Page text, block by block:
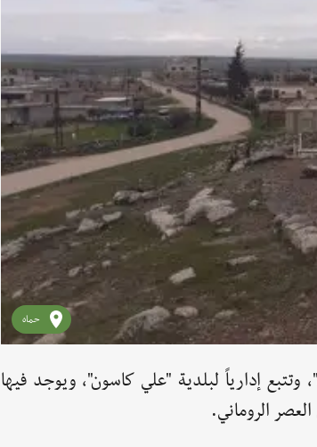
حماه
كم منها، تقع قرية "تمك"، وتتبع إدارياً لبلدية "علي كاسون"، ويوجد فيها
الروماني.